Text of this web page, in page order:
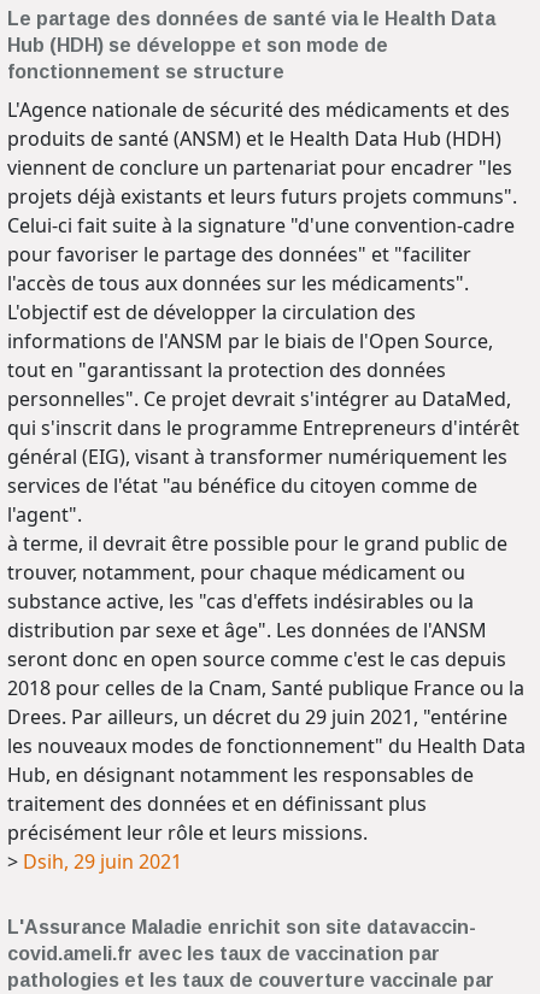
Le partage des données de santé via le Health Data
Hub (HDH) se développe et son mode de
fonctionnement se structure
L'Agence nationale de sécurité des médicaments et des
produits de santé (ANSM) et le Health Data Hub (HDH)
viennent de conclure un partenariat pour encadrer "les
projets déjà existants et leurs futurs projets communs".
Celui-ci fait suite à la signature "d'une convention-cadre
pour favoriser le partage des données" et "faciliter
l'accès de tous aux données sur les médicaments".
L'objectif est de développer la circulation des
informations de l'ANSM par le biais de l'Open Source,
tout en "garantissant la protection des données
personnelles". Ce projet devrait s'intégrer au DataMed,
qui s'inscrit dans le programme Entrepreneurs d'intérêt
général (EIG), visant à transformer numériquement les
services de l'état "au bénéfice du citoyen comme de
l'agent".
à terme, il devrait être possible pour le grand public de
trouver, notamment, pour chaque médicament ou
substance active, les "cas d'effets indésirables ou la
distribution par sexe et âge". Les données de l'ANSM
seront donc en open source comme c'est le cas depuis
2018 pour celles de la Cnam, Santé publique France ou la
Drees. Par ailleurs, un décret du 29 juin 2021, "entérine
les nouveaux modes de fonctionnement" du Health Data
Hub, en désignant notamment les responsables de
traitement des données et en définissant plus
précisément leur rôle et leurs missions.
> Dsih, 29 juin 2021
L'Assurance Maladie enrichit son site datavaccin-
covid.ameli.fr avec les taux de vaccination par
pathologies et les taux de couverture vaccinale par